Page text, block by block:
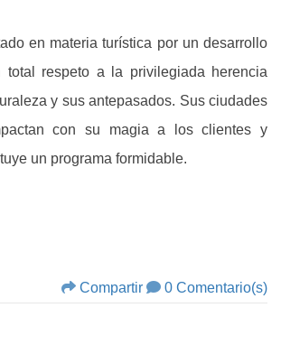
en materia turística por un desarrollo
respeto a la privilegiada herencia
y sus antepasados. Sus ciudades
con su magia a los clientes y
un programa formidable.
Compartir 0 Comentario(s)